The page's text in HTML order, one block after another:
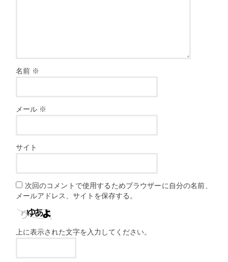
名前 ※
メール ※
サイト
次回のコメントで使用するためブラウザーに自分の名前、
メールアドレス、サイトを保存する。
上に表示された文字を入力してください。